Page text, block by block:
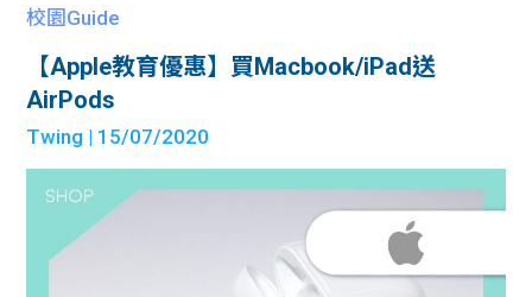
校園Guide
【Apple教育優惠】買Macbook/iPad送
AirPods
Twing | 15/07/2020